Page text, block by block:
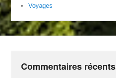
Voyages
Commentaires récents